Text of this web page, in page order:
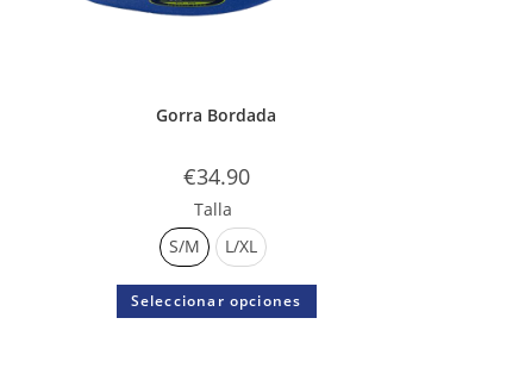
Gorra Bordada
€34.90
Talla
S/M
L/XL
Seleccionar opciones